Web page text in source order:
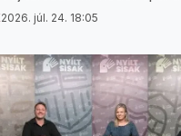
2026. júl. 24. 18:05